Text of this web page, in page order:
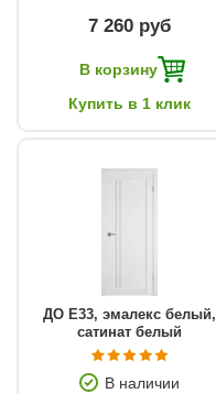
7 260 руб
В корзину
Купить в 1 клик
ДО E33, эмалекс белый,
сатинат белый
В наличии